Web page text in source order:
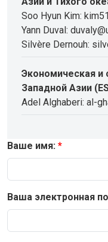
Soo Hyun Kim:
Yann Duval:
Silvère Dernouh:
Экономическая и
Западной Азии
Adel Alghaberi: al-
Ваше имя:
Ваша электронная